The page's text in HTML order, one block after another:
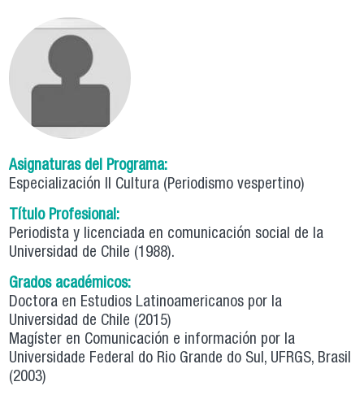
Asignaturas del Programa:
Especialización II Cultura (Periodismo vespertino)
Título Profesional:
Periodista y licenciada en comunicación social de la
Universidad de Chile (1988).
Grados académicos:
Doctora en Estudios Latinoamericanos por la
Universidad de Chile (2015)
Magíster en Comunicación e información por la
Universidade Federal do Rio Grande do Sul, UFRGS, Brasil
(2003)